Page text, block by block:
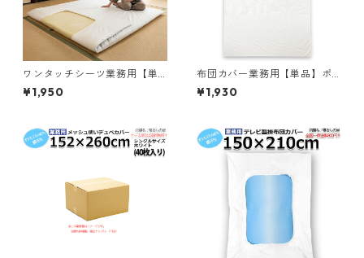
ワンタッチシーツ業務用【単
品】綿100% 敷布団カバー ゴ
ム無しフィットタイプ ダブル
泊 病院 老人ホーム 宿泊施設／
361452150
¥1,950
布団カバー業務用【単品】ポ
リ65% 綿35% 152x260cm シ
ングル メッシュ使いデュベカ
泊／361522600
¥1,930